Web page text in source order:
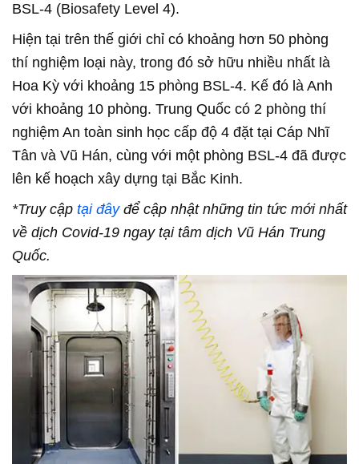
BSL-4 (Biosafety Level 4).
Hiện tại trên thế giới chỉ có khoảng hơn 50 phòng
thí nghiệm loại này, trong đó sở hữu nhiều nhất là
Hoa Kỳ với khoảng 15 phòng BSL-4. Kế đó là Anh
với khoảng 10 phòng. Trung Quốc có 2 phòng thí
nghiệm An toàn sinh học cấp độ 4 đặt tại Cáp Nhĩ
Tân và Vũ Hán, cùng với một phòng BSL-4 đã được
lên kế hoạch xây dựng tại Bắc Kinh.
*Truy cập tại đâyđể cập nhật những tin tức mới nhất
về dịch Covid-19 ngay tại tâm dịch Vũ Hán Trung
Quốc.